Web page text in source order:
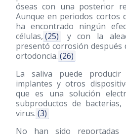
óseas con una posterior
Aunque en periodos cortos
ha encontrado ningún
células, (25)
y con la
presentó corrosión después
ortodoncia. (26)
La saliva puede
implantes y otros
que es una solución
subproductos de
virus. (3)
No han sido reportadas